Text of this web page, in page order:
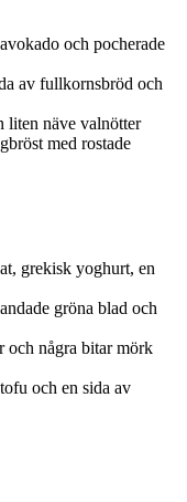
och pocherade
av fullkornsbröd och
liten näve valnötter
med rostade
grekisk yoghurt, en
gröna blad och
och några bitar mörk
och en sida av